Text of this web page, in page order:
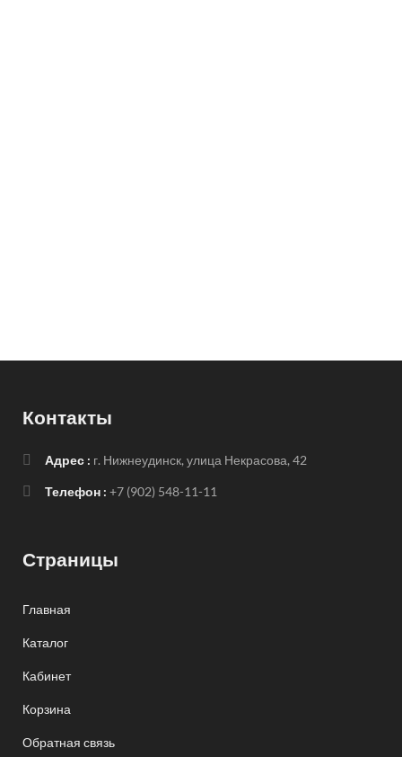
Контакты
Адрес : г. Нижнеудинск, улица Некрасова, 42
Телефон : +7 (902) 548-11-11
Страницы
Главная
Каталог
Кабинет
Корзина
Обратная связь